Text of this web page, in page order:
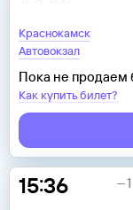
Краснокамск
Автовокзал
Пока не продаем
Как купить билет?
15:36